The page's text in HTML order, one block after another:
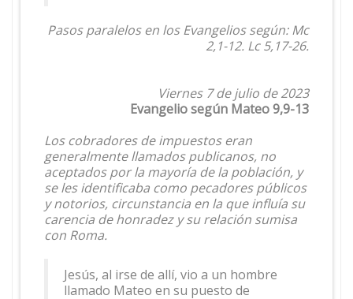
Pasos paralelos en los Evangelios según: Mc
2,1-12. Lc 5,17-26.
Viernes 7 de julio de 2023
Evangelio según Mateo 9,9-13
Los cobradores de impuestos eran
generalmente llamados publicanos, no
aceptados por la mayoría de la población, y
se les identificaba como pecadores públicos
y notorios, circunstancia en la que influía su
carencia de honradez y su relación sumisa
con Roma.
Jesús, al irse de allí, vio a un hombre
llamado Mateo en su puesto de